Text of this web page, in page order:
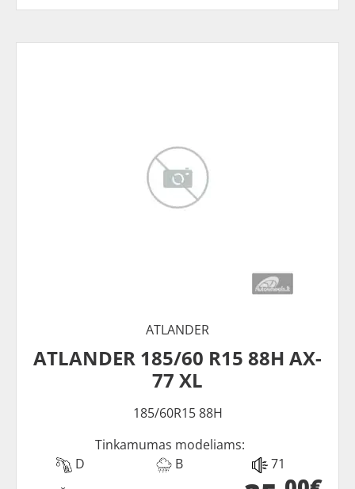
ATLANDER
ATLANDER 185/60 R15 88H AX-
77 XL
185/60R15 88H
Tinkamumas modeliams:
D
B 71